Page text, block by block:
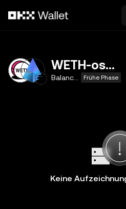
WETH-osETH
Frühe Phase
Keine